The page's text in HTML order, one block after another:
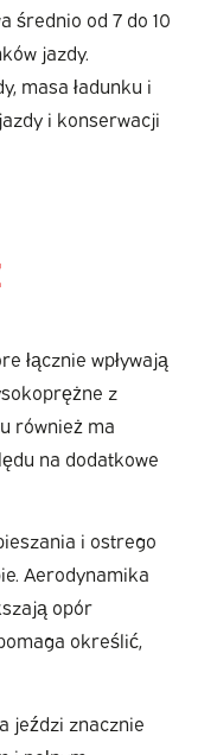
średnio od 7 do 10
jazdy.
masa ładunku i
i konserwacji
łącznie wpływają
z
również ma
na dodatkowe
i ostrego
Aerodynamika
opór
określić,
jeździ znacznie